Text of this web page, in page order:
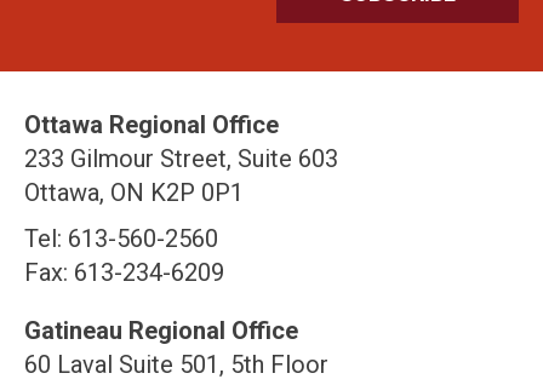
Ottawa Regional Office
233 Gilmour Street, Suite 603
Ottawa, ON K2P 0P1
Tel: 613-560-2560
Fax: 613-234-6209
Gatineau Regional Office
60 Laval Suite 501, 5th Floor